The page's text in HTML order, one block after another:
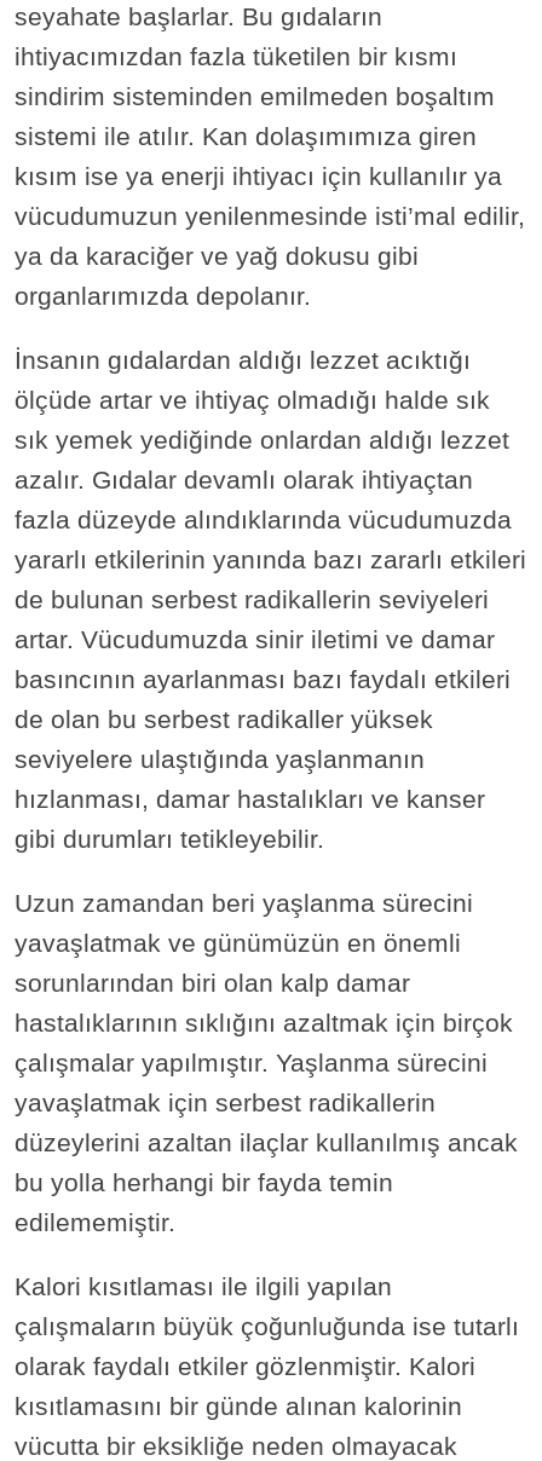
seyahate başlarlar. Bu gıdaların
ihtiyacımızdan fazla tüketilen bir kısmı
sindirim sisteminden emilmeden boşaltım
sistemi ile atılır. Kan dolaşımımıza giren
kısım ise ya enerji ihtiyacı için kullanılır ya
vücudumuzun yenilenmesinde isti’mal edilir,
ya da karaciğer ve yağ dokusu gibi
organlarımızda depolanır.
İnsanın gıdalardan aldığı lezzet acıktığı
ölçüde artar ve ihtiyaç olmadığı halde sık
sık yemek yediğinde onlardan aldığı lezzet
azalır. Gıdalar devamlı olarak ihtiyaçtan
fazla düzeyde alındıklarında vücudumuzda
yararlı etkilerinin yanında bazı zararlı etkileri
de bulunan serbest radikallerin seviyeleri
artar. Vücudumuzda sinir iletimi ve damar
basıncının ayarlanması bazı faydalı etkileri
de olan bu serbest radikaller yüksek
seviyelere ulaştığında yaşlanmanın
hızlanması, damar hastalıkları ve kanser
gibi durumları tetikleyebilir.
Uzun zamandan beri yaşlanma sürecini
yavaşlatmak ve günümüzün en önemli
sorunlarından biri olan kalp damar
hastalıklarının sıklığını azaltmak için birçok
çalışmalar yapılmıştır. Yaşlanma sürecini
yavaşlatmak için serbest radikallerin
düzeylerini azaltan ilaçlar kullanılmış ancak
bu yolla herhangi bir fayda temin
edilememiştir.
Kalori kısıtlaması ile ilgili yapılan
çalışmaların büyük çoğunluğunda ise tutarlı
olarak faydalı etkiler gözlenmiştir. Kalori
kısıtlamasını bir günde alınan kalorinin
vücutta bir eksikliğe neden olmayacak